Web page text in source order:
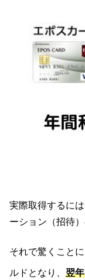
実際取得するに
ーション（招待
それで驚くこと
ルドとなり、 翌